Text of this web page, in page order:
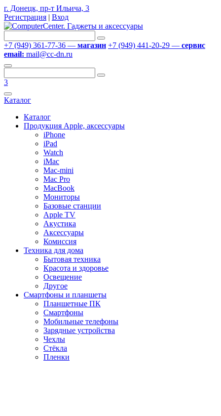
г. Донецк, пр-т Ильича, 3
Регистрация | Вход
+7 (949) 361-77-36 — магазин +7 (949) 441-20-29 — сервис
email: mail@cc-dn.ru
3
Каталог
Каталог
Продукция Apple, аксессуары
iPhone
iPad
Watch
iMac
Mac-mini
Mac Pro
MacBook
Мониторы
Базовые станции
Apple TV
Акустика
Аксессуары
Комиссия
Техника для дома
Бытовая техника
Красота и здоровье
Освещение
Другое
Смартфоны и планшеты
Планшетные ПК
Смартфоны
Мобильные телефоны
Зарядные устройства
Чехлы
Стёкла
Пленки